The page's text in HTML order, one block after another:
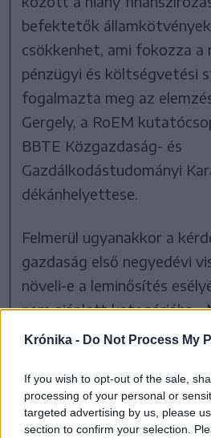
Krónika - Do Not Process My
If you wish to opt-out of the sale,
processing of your personal or
targeted advertising by us, please
section to confirm your selection.
befektetők
csökkenhet, ami fokozza a
pénzügyi és költségvetési
fogalmazta meg az
Gergely, a RoEM
BBTE Közgazdaság- és
Gazdálkodástudományi
dékánhelyettese.
Felmerül ugyanakkor a
gazdaság első negyedévi
növeli-e a leminősítés
nem ajánlott kategóriába.
zsugorodás, mint a deficit
meghatározza az
Bár a jelenlegi